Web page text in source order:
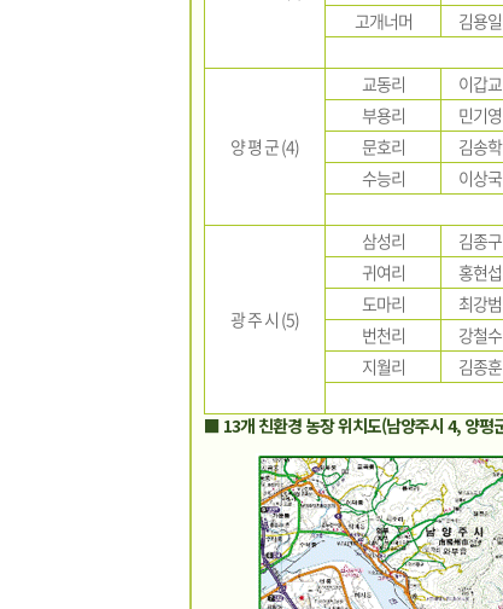
고개너머
김용일
양 평 군 (4)
교동리 이갑교
부용리
민기영
문호리
김송학
수능리
이상국
광 주 시 (5)
삼성리 김종구
귀여리
홍현섭
도마리
최강범
번천리
강철수
지월리
김종훈
■ 13개 친환경 농장 위치도(남양주시 4, 양평